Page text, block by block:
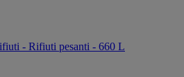
- Rifiuti pesanti - 660 L